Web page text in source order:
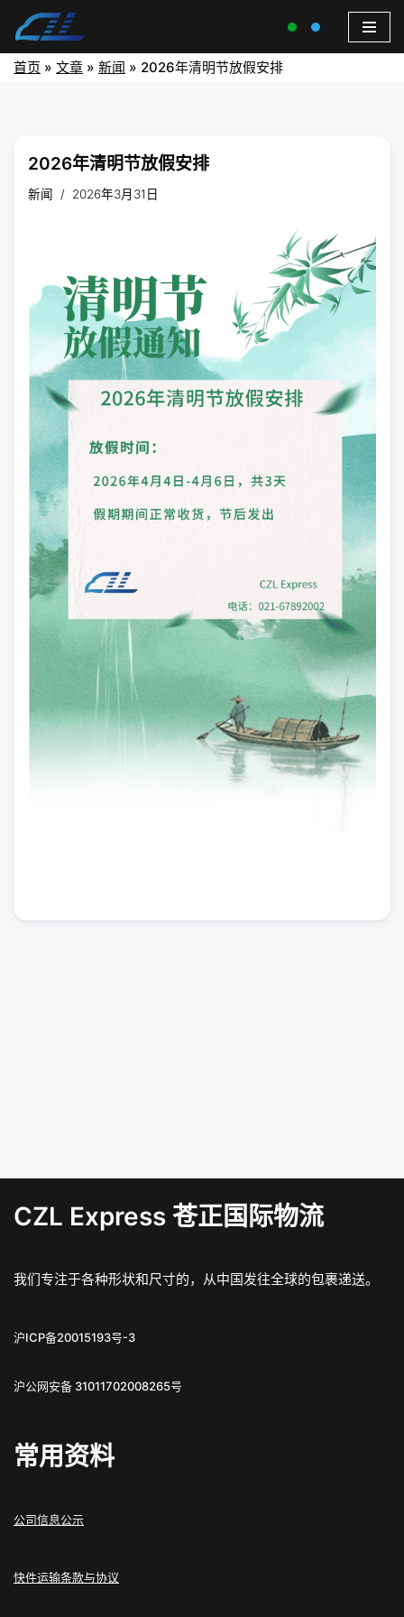
首页 » 文章 » 新闻 » 2026年清明节放假安排
2026年清明节放假安排
新闻 2026年3月31日
CZL Express 苍正国际物流
我们专注于各种形状和尺寸的，从中国发往全球的包裹递送。
沪ICP备20015193号-3
沪公网安备 31011702008265号
常用资料
公司信息公示
快件运输条款与协议